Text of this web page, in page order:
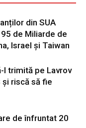
din SUA
de Miliarde de
Israel și Taiwan
l trimită pe Lavrov
și riscă să fie
de înfruntat 20